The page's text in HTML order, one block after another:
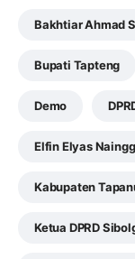
Bakhtiar Ahmad
Bupati Tapteng
Demo
Elfin Elyas
Kabupaten
Ketua DPRD